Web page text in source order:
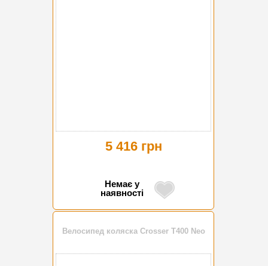
5 416 грн
Немає у
наявності
Велосипед коляска Crosser T400 Neo